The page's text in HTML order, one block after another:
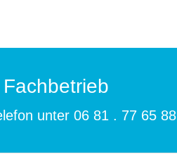
unter 06 81 . 77 65 88